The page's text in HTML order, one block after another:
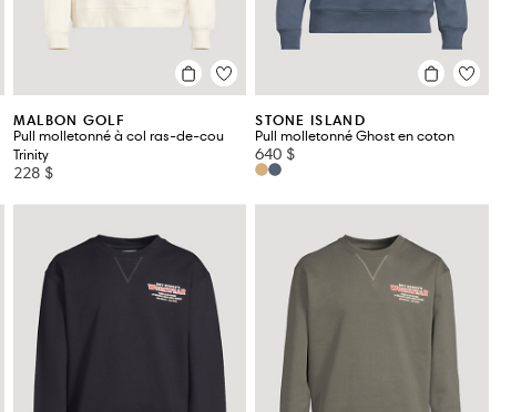
MALBON GOLF
Pull molletonné à col ras-de-cou
Trinity
228 $
STONE ISLAND
Pull molletonné Ghost en coton
640 $